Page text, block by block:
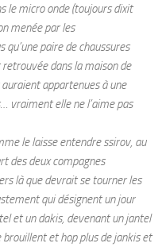
le micro onde (toujours dixit
menée par les
paire de chaussures
dans la maison de
appartenues à une
elle ne l’aime pas
le laisse entendre ssirov, au
des deux compagnes
là que devrait se tourner les
qui désignent un jour
et un dakis, devenant un jantel
et hop plus de jankis et